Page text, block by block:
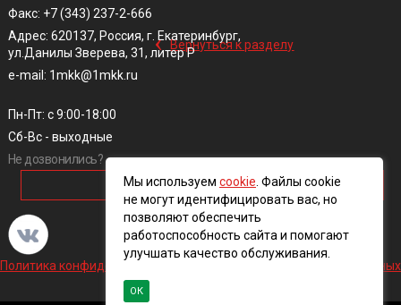
‹ Вернуться к разделу
Факс: +7 (343) 237-2-666
Адрес: 620137, Россия, г. Екатеринбург,
ул.Данилы Зверева, 31, литер Р
e-mail: 1mkk@1mkk.ru
Пн-Пт: с 9:00-18:00
Сб-Вс - выходные
Не дозвонились?
ОБРАТНЫЙ ЗВОНОК
Политика конфиденциальности и обработки персональных данных
Мы используем cookie . Файлы cookie
не могут идентифицировать вас, но
позволяют обеспечить
работоспособность сайта и помогают
улучшать качество обслуживания.
ОК